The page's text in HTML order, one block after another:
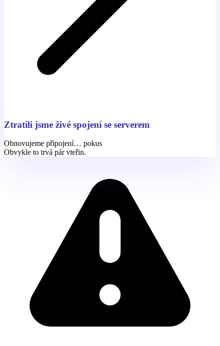
Ztratili jsme živé spojení se serverem
Obnovujeme připojení… pokus
Obvykle to trvá pár vteřin.